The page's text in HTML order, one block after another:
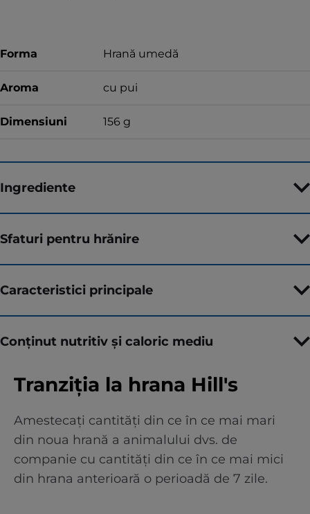
Forma Hrană umedă
Aroma cu pui
Dimensiuni 156 g
Ingrediente
Sfaturi pentru hrănire
Caracteristici principale
Conținut nutritiv și caloric mediu
Tranziția la hrana Hill's
Amestecați cantități din ce în ce mai mari
din noua hrană a animalului dvs. de
companie cu cantități din ce în ce mai mici
din hrana anterioară o perioadă de 7 zile.